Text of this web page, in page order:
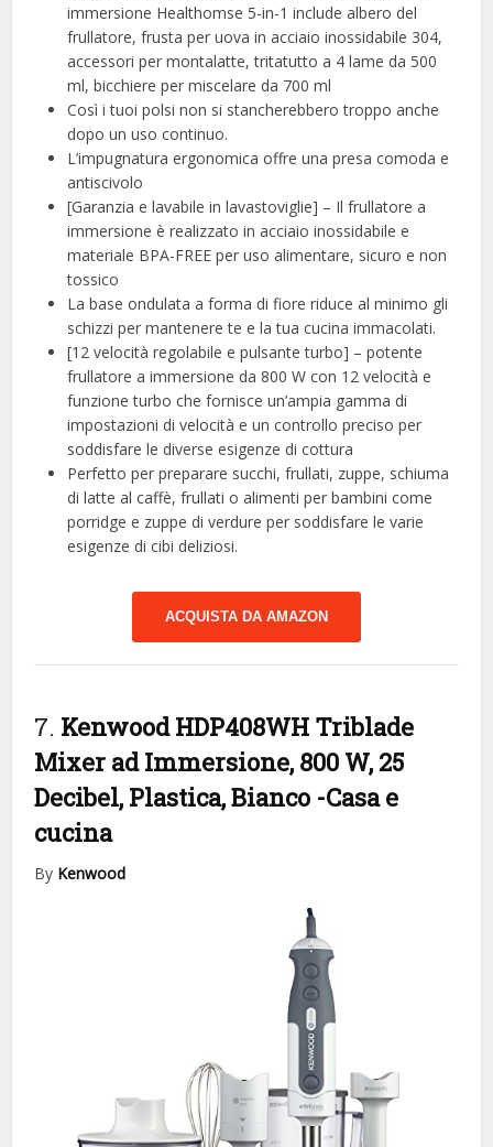
immersione Healthomse 5-in-1 include albero del
frullatore, frusta per uova in acciaio inossidabile 304,
accessori per montalatte, tritatutto a 4 lame da 500
ml, bicchiere per miscelare da 700 ml
Così i tuoi polsi non si stancherebbero troppo anche
dopo un uso continuo.
L’impugnatura ergonomica offre una presa comoda e
antiscivolo
[Garanzia e lavabile in lavastoviglie] – Il frullatore a
immersione è realizzato in acciaio inossidabile e
materiale BPA-FREE per uso alimentare, sicuro e non
tossico
La base ondulata a forma di fiore riduce al minimo gli
schizzi per mantenere te e la tua cucina immacolati.
[12 velocità regolabile e pulsante turbo] – potente
frullatore a immersione da 800 W con 12 velocità e
funzione turbo che fornisce un’ampia gamma di
impostazioni di velocità e un controllo preciso per
soddisfare le diverse esigenze di cottura
Perfetto per preparare succhi, frullati, zuppe, schiuma
di latte al caffè, frullati o alimenti per bambini come
porridge e zuppe di verdure per soddisfare le varie
esigenze di cibi deliziosi.
ACQUISTA DA AMAZON
7. Kenwood HDP408WH Triblade
Mixer ad Immersione, 800 W, 25
Decibel, Plastica, Bianco -Casa e
cucina
By Kenwood